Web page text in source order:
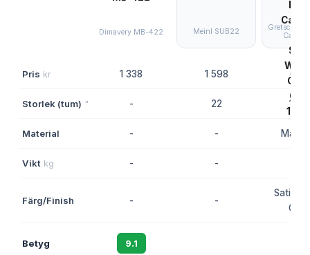
Dimavery MB-422 Meinl SUB22
Gretsch
Pris kr 1 338 1 598 6
Storlek (tum) " - 22
Material - -
Vikt kg - -
Färg/Finish - -
Satin
Betyg 9.1